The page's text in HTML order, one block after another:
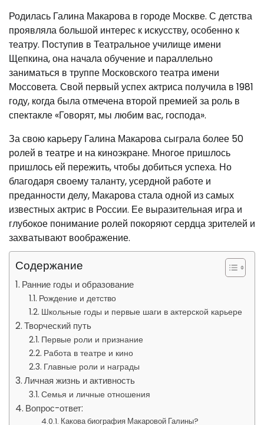
Родилась Галина Макарова в городе Москве. С детства
проявляла большой интерес к искусству, особенно к
театру. Поступив в Театральное училище имени
Щепкина, она начала обучение и параллельно
заниматься в труппе Московского театра имени
Моссовета. Свой первый успех актриса получила в 1981
году, когда была отмечена второй премией за роль в
спектакле «Говорят, мы любим вас, господа».
За свою карьеру Галина Макарова сыграла более 50
ролей в театре и на киноэкране. Многое пришлось
пришлось ей пережить, чтобы добиться успеха. Но
благодаря своему таланту, усердной работе и
преданности делу, Макарова стала одной из самых
известных актрис в России. Ее выразительная игра и
глубокое понимание ролей покоряют сердца зрителей и
захватывают воображение.
Содержание
Ранние годы и образование
Рождение и детство
Школьные годы и первые шаги в актерской карьере
Творческий путь
Первые роли и признание
Работа в театре и кино
Главные роли и награды
Личная жизнь и активность
Семья и личные отношения
Вопрос-ответ:
Какова биография Макаровой Галины?